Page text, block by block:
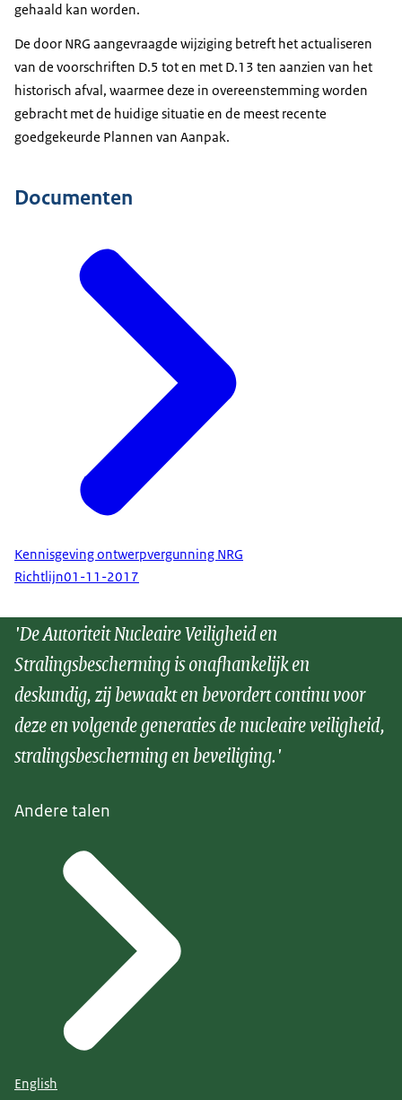
gehaald kan worden.
De door NRG aangevraagde wijziging betreft het actualiseren
van de voorschriften D.5 tot en met D.13 ten aanzien van het
historisch afval, waarmee deze in overeenstemming worden
gebracht met de huidige situatie en de meest recente
goedgekeurde Plannen van Aanpak.
Documenten
Kennisgeving ontwerpvergunning NRG
Richtlijn01-11-2017
'De Autoriteit Nucleaire Veiligheid en
Stralingsbescherming is onafhankelijk en
deskundig, zij bewaakt en bevordert continu voor
deze en volgende generaties de nucleaire veiligheid,
stralingsbescherming en beveiliging.'
Andere talen
English